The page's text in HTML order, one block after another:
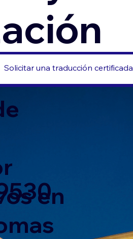
Solicitar una traducción certificada
en